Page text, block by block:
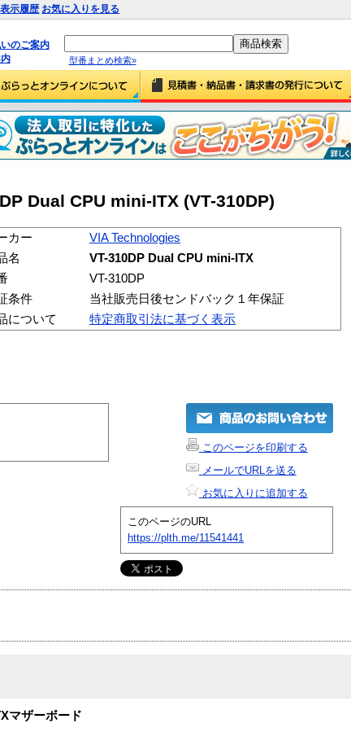
表示履歴 お気に入りを見る
のご案内
型番まとめ検索»
Dual CPU mini-ITX (VT-310DP)
カー
VIA Technologies
名
VT-310DP Dual CPU mini-ITX
VT-310DP
条件
当社販売日後センドバック１年保証
について
特定商取引法に基づく表示
このページを印刷する
メールでURLを送る
お気に入りに追加する
このページのURL
https://plth.me/11541441
マザーボード